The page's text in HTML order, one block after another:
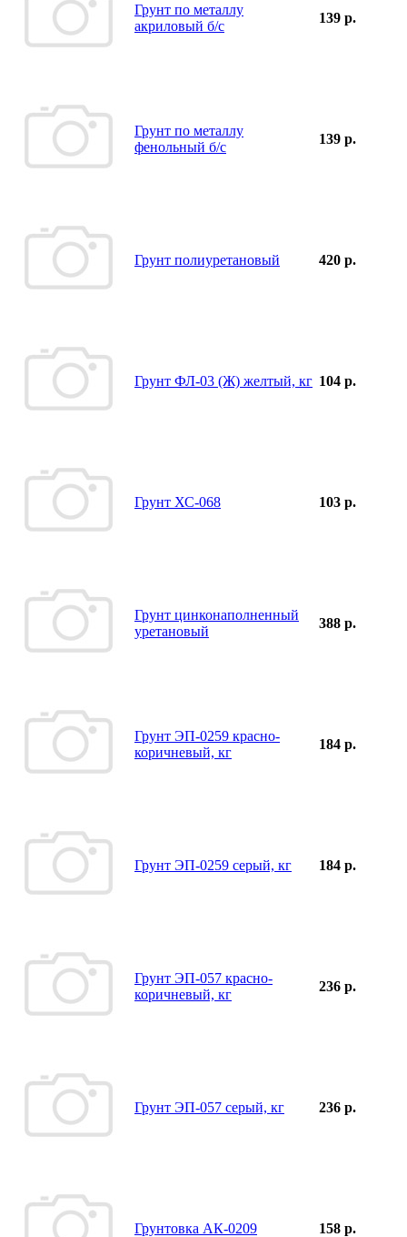
Грунт по металлу
акриловый б/с
139 р.
Грунт по металлу
фенольный б/с
139 р.
Грунт полиуретановый 420 р.
Грунт ФЛ-03 (Ж) желтый, кг 104 р.
Грунт ХС-068 103 р.
Грунт цинконаполненный
уретановый
388 р.
Грунт ЭП-0259 красно-
коричневый, кг
184 р.
Грунт ЭП-0259 серый, кг 184 р.
Грунт ЭП-057 красно-
коричневый, кг
236 р.
Грунт ЭП-057 серый, кг 236 р.
Грунтовка АК-0209 158 р.